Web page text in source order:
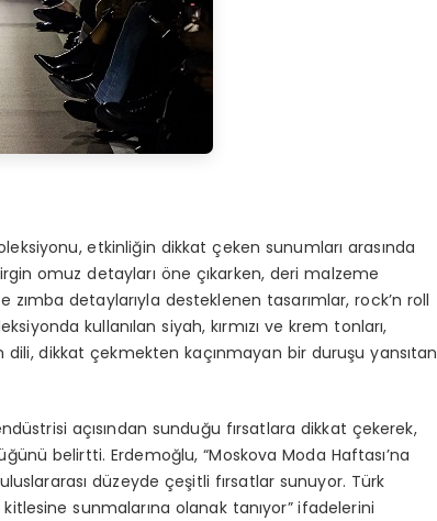
etkinliğin dikkat çeken sunumları arasında
omuz detayları öne çıkarken, deri malzeme
detaylarıyla desteklenen tasarımlar, rock’n roll
kullanılan siyah, kırmızı ve krem tonları,
dili, dikkat çekmekten kaçınmayan bir duruşu yansıtan
açısından sunduğu fırsatlara dikkat çekerek,
belirtti. Erdemoğlu, “Moskova Moda Haftası’na
düzeyde çeşitli fırsatlar sunuyor. Türk
kitlesine sunmalarına olanak tanıyor” ifadelerini